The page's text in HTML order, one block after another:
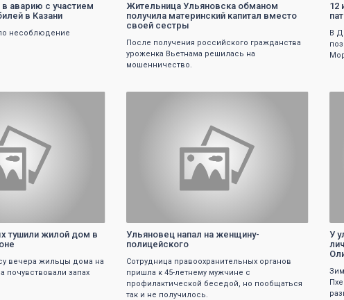
аварию с участием
в Казани
несоблюдение
Жительница Ульяновска обманом
получила материнский капитал вместо
своей сестры
После получения российского гражданства
уроженка Вьетнама решилась на
мошенничество.
12
В
тушили жилой дом в
вечера жильцы дома на
почувствовали запах
Ульяновец напал на женщину-
полицейского
Сотрудница правоохранительных органов
пришла к 45-летнему мужчине с
профилактической беседой, но пообщаться
так и не получилось.
У